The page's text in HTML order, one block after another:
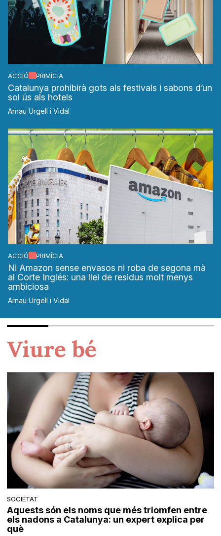
ACCIÓ PRIMÍCIA
Catalunya prohibirà gots als festivals i sabons d’un
sol ús als hotels
Arnau Urgell i Vidal
ACCIÓ PRIMÍCIA
Ni Amazon sense envasos ni roba de segona mà
al Corte Inglés: una llei de residus molt menys
ambiciosa
Arnau Urgell i Vidal
Viure bé
SOCIETAT
Aquests són els noms que més triomfen entre
els nadons a Catalunya: un expert explica per
què